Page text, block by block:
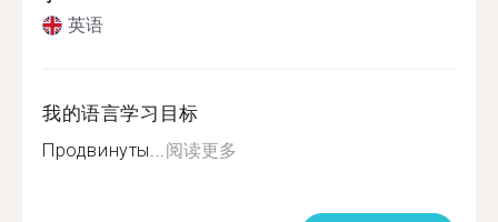
英语
我的语言学习目标
Продвинуты...阅读更多